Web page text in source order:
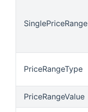
SinglePriceRange
PriceRangeType
PriceRangeValue